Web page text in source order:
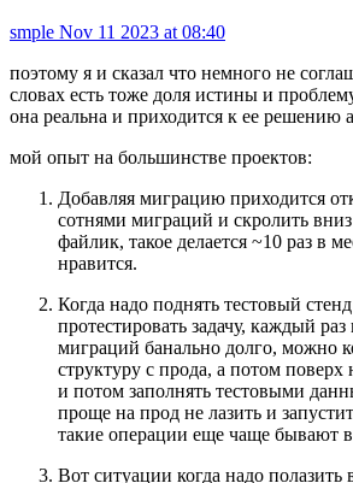
smple Nov 11 2023 at 08:40
поэтому я и сказал что немного не
словах есть тоже доля истины и
она реальна и приходится к ее решению
мой опыт на большинстве проектов:
Добавляя миграцию приходится
сотнями миграций и скролить
файлик, такое делается ~10 раз в
нравится.
Когда надо поднять тестовый
протестировать задачу, каждый
миграций банально долго, можно
структуру с прода, а потом поверх
и потом заполнять тестовыми
проще на прод не лазить и
такие операции еще чаще бывают
Вот ситуации когда надо полазить